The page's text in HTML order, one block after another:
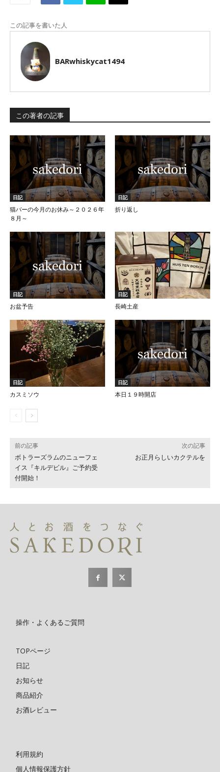
この記事を書いた人
BARwhiskycat1494
この著者の記事
日記
猫バーの今月のお休み～２０２６年
８月～
日記
折り返し
日記
お盆予告
日記
長崎土産
日記
カスミソウ
日記
本日１９時開店
前の記事
ボトラーズラムのニューフェ
イス『キルデビル』ご予約受
付開始！
次の記事
お正月らしいカクテルを
操作・よくあるご質問
TOPページ
日記
お知らせ
商品紹介
お酒レビュー
利用規約
個人情報保護方針